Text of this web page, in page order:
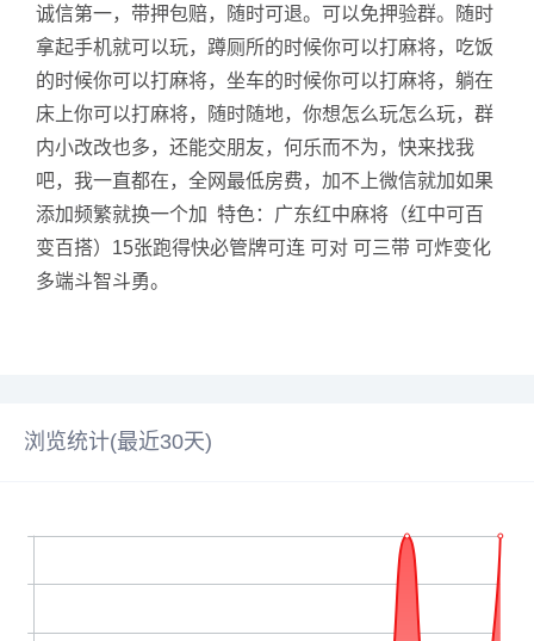
诚信第一，带押包赔，随时可退。可以免押验群。随时
拿起手机就可以玩，蹲厕所的时候你可以打麻将，吃饭
的时候你可以打麻将，坐车的时候你可以打麻将，躺在
床上你可以打麻将，随时随地，你想怎么玩怎么玩，群
内小改改也多，还能交朋友，何乐而不为，快来找我
吧，我一直都在，全网最低房费，加不上微信就加如果
添加频繁就换一个加 特色：广东红中麻将（红中可百
变百搭）15张跑得快必管牌可连 可对 可三带 可炸变化
多端斗智斗勇。
浏览统计(最近30天)